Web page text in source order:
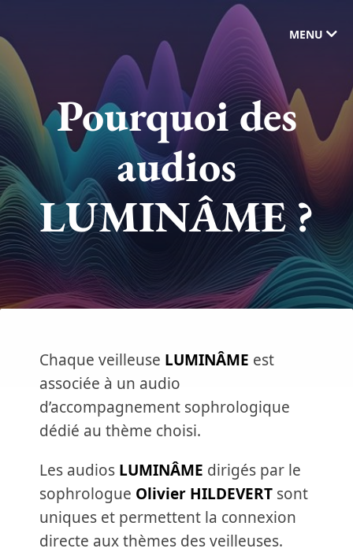
MENU
Pourquoi des
audios
LUMINÂME ?
Chaque veilleuse LUMINÂME est
associée à un audio
d’accompagnement sophrologique
dédié au thème choisi.
Les audios LUMINÂME dirigés par le
sophrologue Olivier HILDEVERT sont
uniques et permettent la connexion
directe aux thèmes des veilleuses.